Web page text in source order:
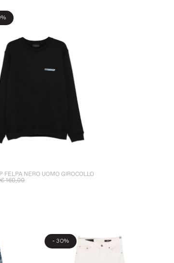
FELPA NERO UOMO GIROCOLLO
€ 160,00
- 30%